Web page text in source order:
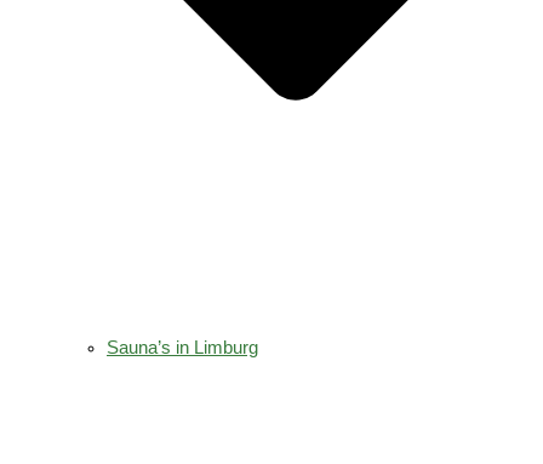
Sauna’s in Limburg